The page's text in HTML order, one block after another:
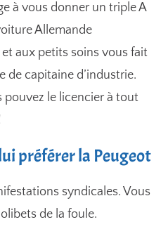
à vous donner un triple A
Allemande
aux petits soins vous fait
de capitaine d’industrie.
pouvez le licencier à tout
préférer la Peugeot
syndicales. Vous
de la foule.